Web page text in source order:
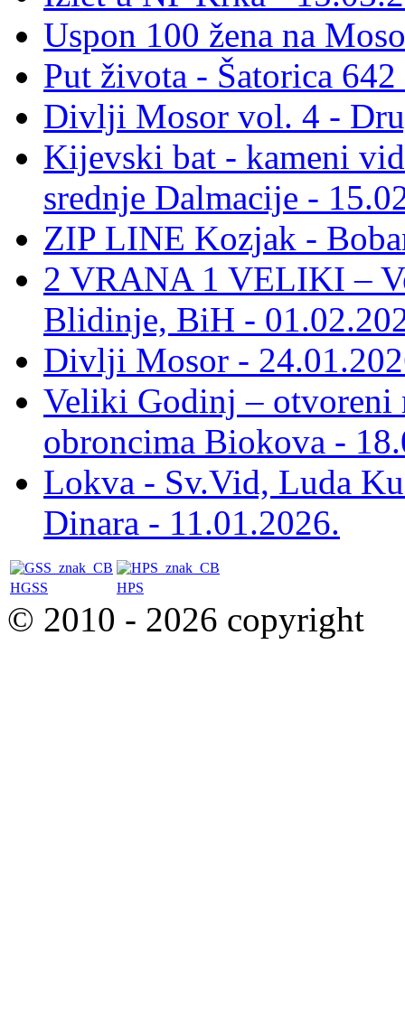
Uspon 100 žena na
Put života - Šatorica
Divlji Mosor vol. 4 -
Kijevski bat - kameni
srednje Dalmacije -
ZIP LINE Kozjak -
2 VRANA 1 VELIKI –
Blidinje, BiH -
Divlji Mosor -
Veliki Godinj – otvoreni
obroncima Biokova -
Lokva - Sv.Vid, Luda
Dinara - 11.01.2026.
HGSS HPS
© 2010 - 2026 copyright